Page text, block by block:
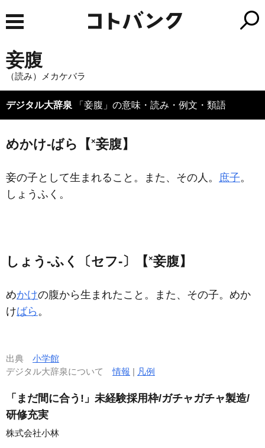
妾腹
（読み）メカケバラ
デジタル大辞泉 「妾腹」の意味・読み・例文・類語
めかけ‐ばら【 ×妾腹】
妾の子として生まれること。また、その人。 庶子。
しょうふく。
しょう‐ふく〔セフ‐〕【 ×妾腹】
めかけの腹から生まれたこと。また、その子。めか
けばら 。
出典 小学館
デジタル大辞泉について情報 | 凡例
「まだ間に合う!」未経験採用枠/ガチャガチャ製造/
研修充実
株式会社小林